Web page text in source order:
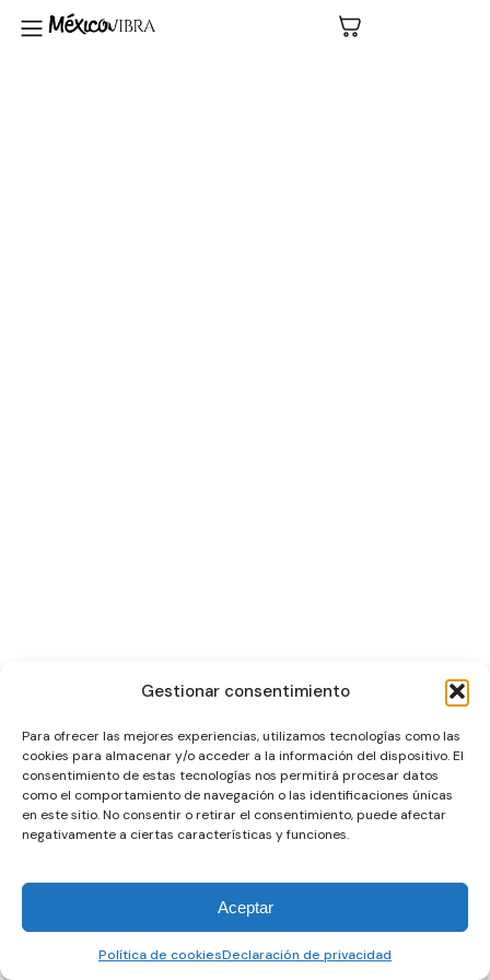
Gestionar consentimiento
Para ofrecer las mejores experiencias, utilizamos tecnologías como las
cookies para almacenar y/o acceder a la información del dispositivo. El
consentimiento de estas tecnologías nos permitirá procesar datos
como el comportamiento de navegación o las identificaciones únicas
en este sitio. No consentir o retirar el consentimiento, puede afectar
negativamente a ciertas características y funciones.
Aceptar
Política de cookiesDeclaración de privacidad
Español